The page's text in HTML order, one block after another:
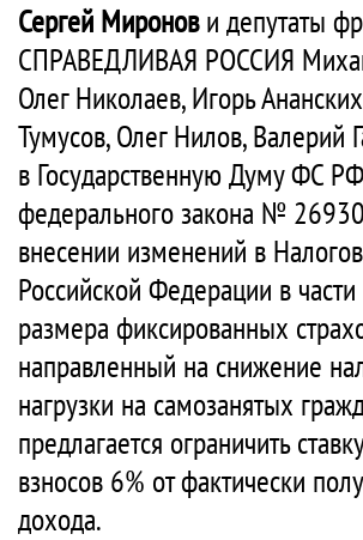
Сергей Миронови депутаты
СПРАВЕДЛИВАЯ РОССИЯ
Олег Николаев, Игорь
Тумусов, Олег Нилов, Валерий
в Государственную Думу ФС
федерального закона №
внесении изменений в
Российской Федерации в
размера фиксированных
направленный на снижение
нагрузки на самозанятых
предлагается ограничить
взносов 6% от фактически
дохода.